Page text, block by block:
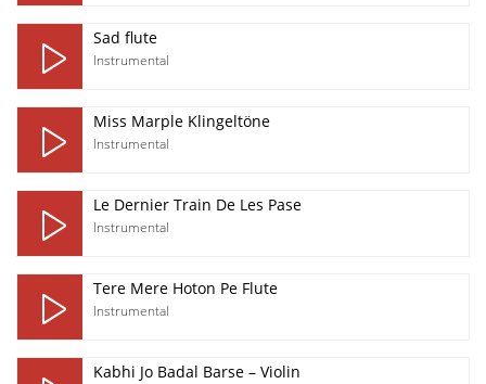
Sad flute
Instrumental
Miss Marple Klingeltöne
Instrumental
Le Dernier Train De Les Pase
Instrumental
Tere Mere Hoton Pe Flute
Instrumental
Kabhi Jo Badal Barse – Violin